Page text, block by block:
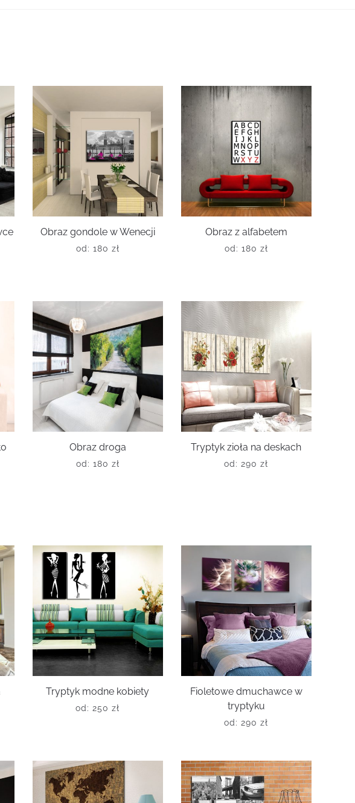
Obraz gondole w Wenecji
od: 180 zł
Obraz z alfabetem
od: 180 zł
Obraz droga
od: 180 zł
Tryptyk zioła na deskach
od: 290zł
Tryptyk modne kobiety
od: 250zł
Fioletowe dmuchawce w
tryptyku
od: 290zł